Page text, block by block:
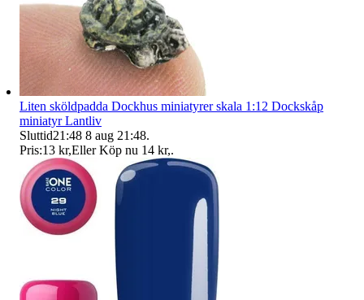
Liten sköldpadda Dockhus miniatyrer skala 1:12 Dockskåp
miniatyr Lantliv
Sluttid21:48 8 aug 21:48.
Pris:13 kr,Eller Köp nu 14 kr,.